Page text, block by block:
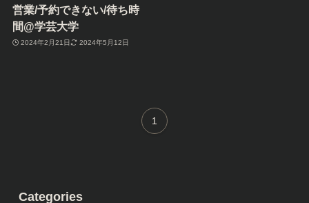
営業/予約できない/待ち時
間@学芸大学
2024年2月21日 2024年5月12日
1
Categories